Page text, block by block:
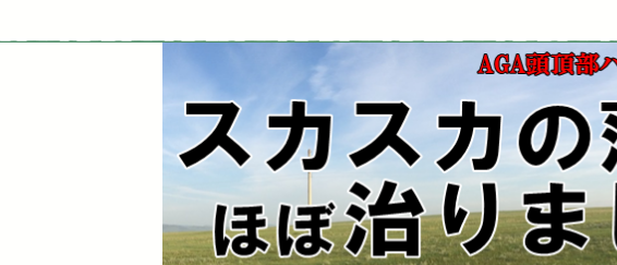
AGA頭頂部ハゲ治療ブログ
AGAによる頭頂部の薄毛は中年おやじでも果たして治る
ってきましたよ！